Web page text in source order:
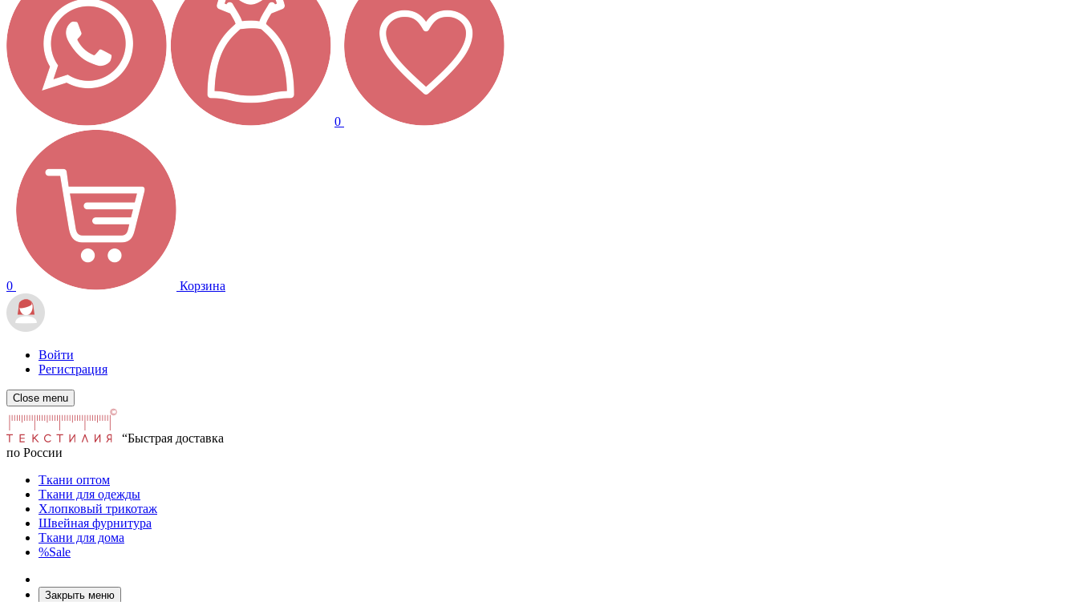
0
0 Корзина
Войти
Регистрация
Close menu
“Быстрая доставка
по России
Ткани оптом
Ткани для одежды
Хлопковый трикотаж
Швейная фурнитура
Ткани для дома
%Sale
Закрыть меню